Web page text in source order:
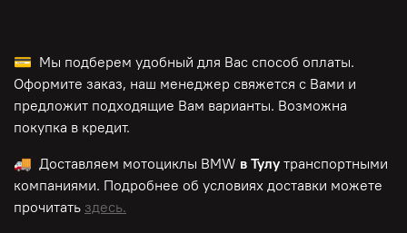
💳 Мы подберем удобный для Вас способ оплаты.
Оформите заказ, наш менеджер свяжется с Вами и
предложит подходящие Вам варианты. Возможна
покупка в кредит.
🚚 Доставляем мотоциклы BMW в Тулу транспортными
компаниями. Подробнее об условиях доставки можете
прочитать здесь.